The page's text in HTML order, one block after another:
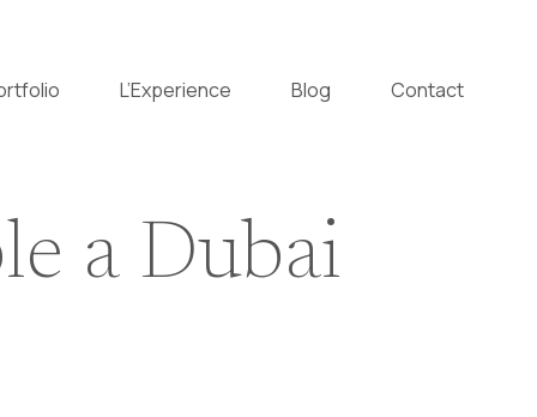
L’Experience Blog Contact
a Dubai